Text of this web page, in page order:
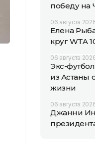
победу на
06 августа
Елена
круг WTA
06 августа
Экс-
из Астаны
жизни
06 августа
Джанни